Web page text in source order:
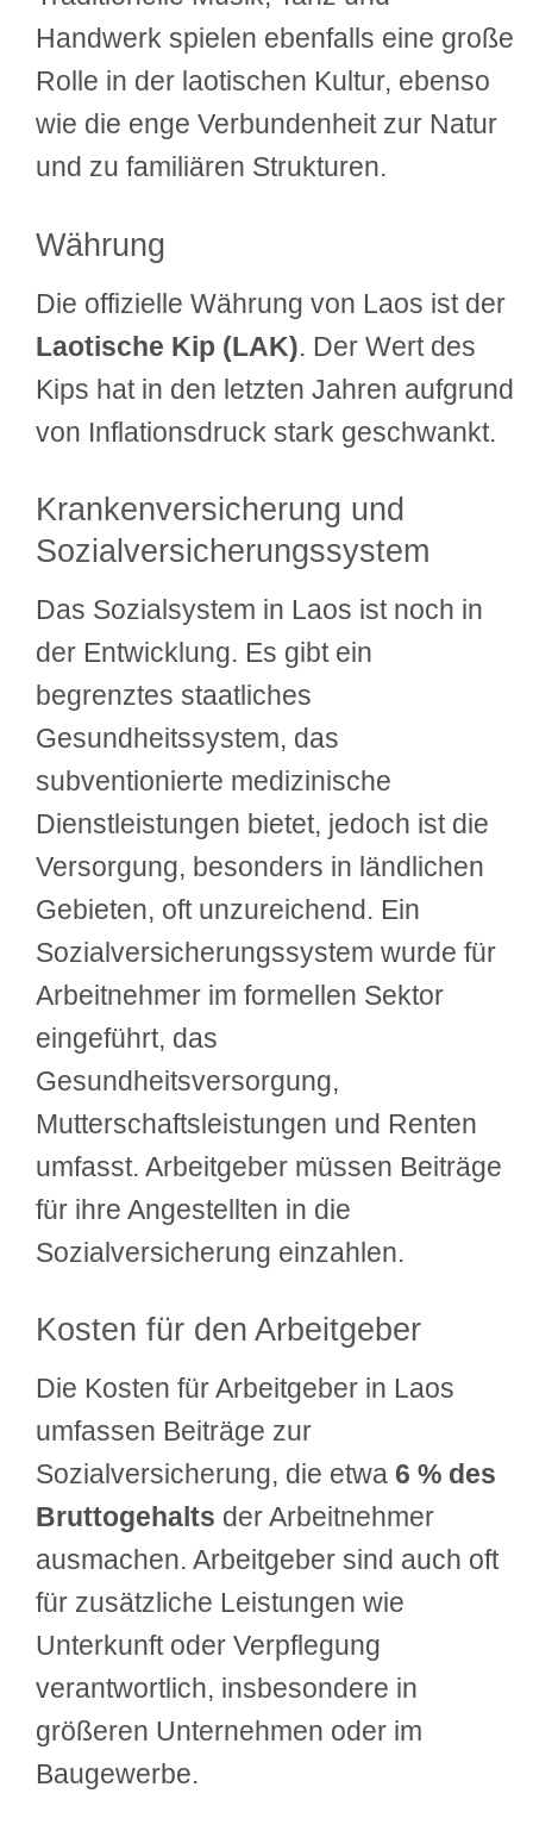
Handwerk spielen ebenfalls eine große
Rolle in der laotischen Kultur, ebenso
wie die enge Verbundenheit zur Natur
und zu familiären Strukturen.
Währung
Die offizielle Währung von Laos ist der
Laotische Kip (LAK). Der Wert des
Kips hat in den letzten Jahren aufgrund
von Inflationsdruck stark geschwankt.
Krankenversicherung und
Sozialversicherungssystem
Das Sozialsystem in Laos ist noch in
der Entwicklung. Es gibt ein
begrenztes staatliches
Gesundheitssystem, das
subventionierte medizinische
Dienstleistungen bietet, jedoch ist die
Versorgung, besonders in ländlichen
Gebieten, oft unzureichend. Ein
Sozialversicherungssystem wurde für
Arbeitnehmer im formellen Sektor
eingeführt, das
Gesundheitsversorgung,
Mutterschaftsleistungen und Renten
umfasst. Arbeitgeber müssen Beiträge
für ihre Angestellten in die
Sozialversicherung einzahlen.
Kosten für den Arbeitgeber
Die Kosten für Arbeitgeber in Laos
umfassen Beiträge zur
Sozialversicherung, die etwa 6 % des
Bruttogehalts der Arbeitnehmer
ausmachen. Arbeitgeber sind auch oft
für zusätzliche Leistungen wie
Unterkunft oder Verpflegung
verantwortlich, insbesondere in
größeren Unternehmen oder im
Baugewerbe.